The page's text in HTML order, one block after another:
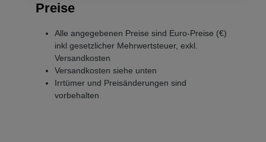
Preise
Alle angegebenen Preise sind Euro-Preise (€)
inkl gesetzlicher Mehrwertsteuer, exkl.
Versandkosten
Versandkosten siehe unten
Irrtümer und Preisänderungen sind
vorbehalten